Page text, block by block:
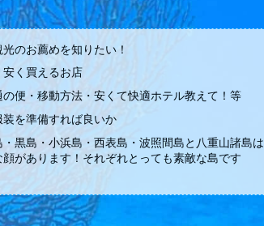
のお薦めを知りたい！
安く買えるお店
便・移動方法・安くて快適ホテル教えて！等
装を準備すれば良いか
黒島・小浜島・西表島・波照間島と八重山諸島は
があります！それぞれとっても素敵な島です